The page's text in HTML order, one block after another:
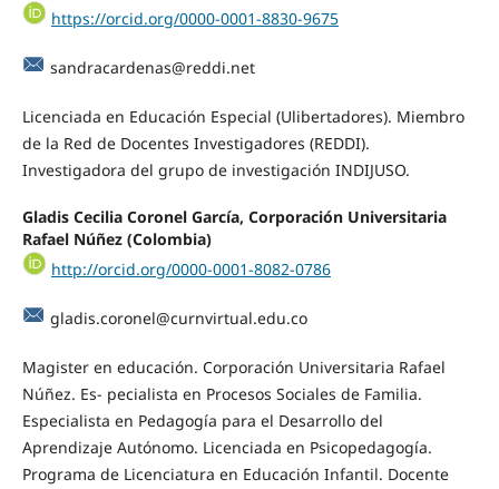
https://orcid.org/0000-0001-8830-9675
sandracardenas@reddi.net
Licenciada en Educación Especial (Ulibertadores). Miembro
de la Red de Docentes Investigadores (REDDI).
Investigadora del grupo de investigación INDIJUSO.
Gladis Cecilia Coronel García, Corporación Universitaria
Rafael Núñez (Colombia)
http://orcid.org/0000-0001-8082-0786
gladis.coronel@curnvirtual.edu.co
Magister en educación. Corporación Universitaria Rafael
Núñez. Es- pecialista en Procesos Sociales de Familia.
Especialista en Pedagogía para el Desarrollo del
Aprendizaje Autónomo. Licenciada en Psicopedagogía.
Programa de Licenciatura en Educación Infantil. Docente